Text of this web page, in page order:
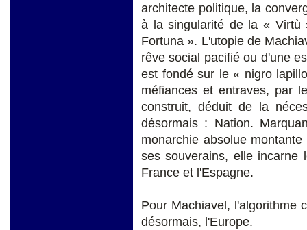
architecte politique, la
à la singularité de la « Virtù
Fortuna ». L'utopie de
rêve social pacifié ou d'une
est fondé sur le « nigro
méfiances et entraves, par
construit, déduit de la
désormais : Nation.
monarchie absolue
ses souverains, elle incarne
France et l'Espagne.
Pour Machiavel, l'algorithme
désormais, l'Europe.